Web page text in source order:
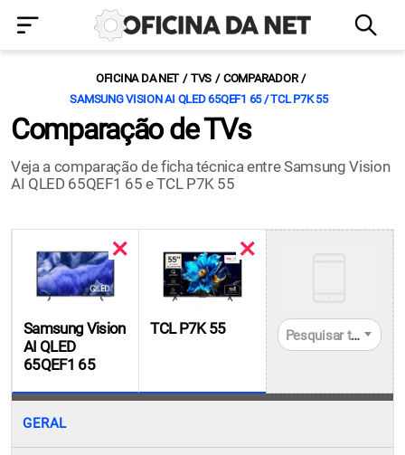
OFICINA DA NET TVS
COMPARADOR
SAMSUNG VISION AI QLED 65QEF1 65 / TCL P7K 55
Comparação de TVs
Veja a comparação de ficha técnica entre Samsung Vision
AI QLED 65QEF1 65 e TCL P7K 55
Samsung Vision
AI QLED
65QEF1 65
TCL P7K 55 Pesquisar tvs
GERAL